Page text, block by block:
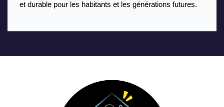
et durable pour les habitants et les générations futures.